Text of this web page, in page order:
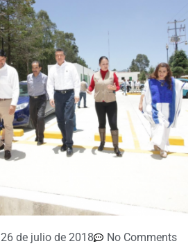
26 de julio de 2018
No Comments